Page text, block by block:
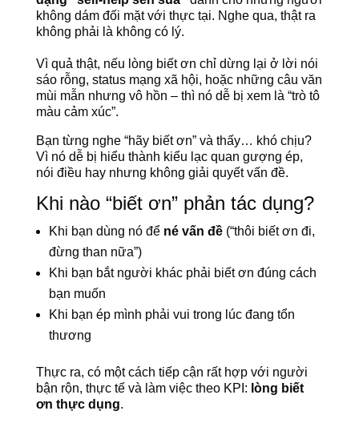
không dám đối mặt với thực tại. Nghe qua, thật ra
không phải là không có lý.
Vì quả thật, nếu lòng biết ơn chỉ dừng lại ở lời nói
sáo rỗng, status mạng xã hội, hoặc những câu văn
mùi mẫn nhưng vô hồn – thì nó dễ bị xem là “trò tô
màu cảm xúc”.
Bạn từng nghe “hãy biết ơn” và thấy… khó chịu?
Vì nó dễ bị hiểu thành kiểu lạc quan gượng ép,
nói điều hay nhưng không giải quyết vấn đề.
Khi nào “biết ơn” phản tác dụng?
Khi bạn dùng nó để né vấn đề(“thôi biết ơn đi,
đừng than nữa”)
Khi bạn bắt người khác phải biết ơn đúng cách
bạn muốn
Khi bạn ép mình phải vui trong lúc đang tổn
thương
Thực ra, có một cách tiếp cận rất hợp với người
bận rộn, thực tế và làm việc theo KPI: lòng biết
ơn thực dụng.